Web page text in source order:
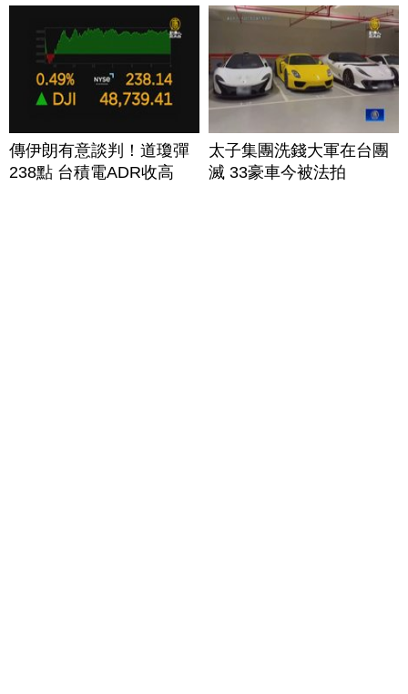
傳伊朗有意談判！道瓊彈
238點 台積電ADR收高
太子集團洗錢大軍在台團
滅 33豪車今被法拍